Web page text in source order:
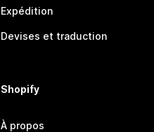
Expédition
Devises et traduction
Shopify
À propos